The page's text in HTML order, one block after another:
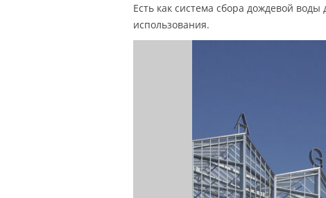
Есть как система сбора дождевой
использования.